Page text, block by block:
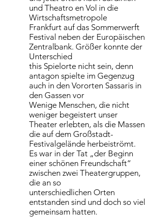
und Theatro en Vol in die
Wirtschaftsmetropole
Frankfurt auf das Sommerwerft
Festival neben der Europäischen
Zentralbank. Größer konnte der
Unterschied
this Spielorte nicht sein, denn
antagon spielte im Gegenzug
auch in den Vororten Sassaris in
den Gassen vor
Wenige Menschen, die nicht
weniger begeistert unser
Theater erlebten, als die Massen
die auf dem Großstadt-
Festivalgelände herbeiströmt.
Es war in der Tat „der Beginn
einer schönen Freundschaft“
zwischen zwei Theatergruppen,
die an so
unterschiedlichen Orten
entstanden sind und doch so viel
gemeinsam hatten.